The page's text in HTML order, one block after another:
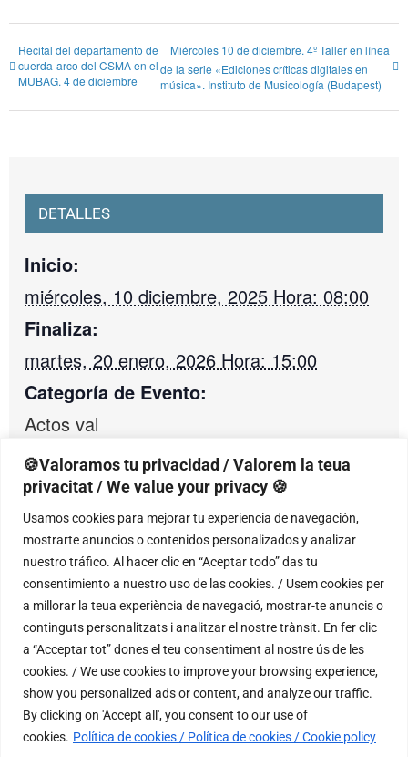
🍪Valoramos tu privacidad / Valorem la teua
privacitat / We value your privacy 🍪
Usamos cookies para mejorar tu experiencia de navegación,
mostrarte anuncios o contenidos personalizados y analizar
nuestro tráfico. Al hacer clic en “Aceptar todo” das tu
consentimiento a nuestro uso de las cookies. / Usem cookies per
a millorar la teua experiència de navegació, mostrar-te anuncis o
continguts personalitzats i analitzar el nostre trànsit. En fer clic
a “Acceptar tot” dones el teu consentiment al nostre ús de les
cookies. / We use cookies to improve your browsing experience,
show you personalized ads or content, and analyze our traffic.
By clicking on 'Accept all', you consent to our use of
cookies. Política de cookies / Política de cookies / Cookie policy
Recital del departamento de
cuerda-arco del CSMA en el
MUBAG. 4 de diciembre
Miércoles 10 de diciembre. 4º Taller en línea
de la serie «Ediciones críticas digitales en
música». Instituto de Musicología (Budapest)
DETALLES
Inicio:
miércoles, 10 diciembre, 2025 Hora: 08:00
Finaliza:
martes, 20 enero, 2026 Hora: 15:00
Categoría de Evento:
Actos val
Conservatori Superior de Música Óscar
Esplá d’Alacant
C/ Catedrático Jaume Mas i Porcel, 2
Alicante, Alicante
03005
+ Google Map
Teléfono
966478665
Ver el sitio web del Recinto